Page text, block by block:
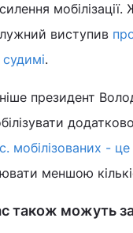
виступив
.
президент
мобілізованих -
меншою
також можуть